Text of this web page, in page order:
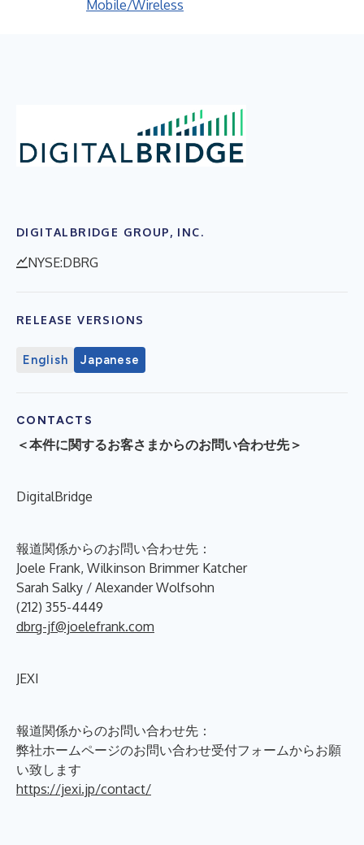
Mobile/Wireless
DIGITALBRIDGE GROUP, INC.
NYSE:DBRG
RELEASE VERSIONS
English Japanese
CONTACTS
＜本件に関するお客さまからのお問い合わせ先＞
DigitalBridge
報道関係からのお問い合わせ先：
Joele Frank, Wilkinson Brimmer Katcher
Sarah Salky / Alexander Wolfsohn
(212) 355-4449
dbrg-jf@joelefrank.com
JEXI
報道関係からのお問い合わせ先：
弊社ホームページのお問い合わせ受付フォームからお願
い致します
https://jexi.jp/contact/